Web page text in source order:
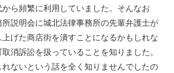
ら頻繁に利用していました。そんなお
説明会に城北法律事務所の先輩弁護士が
げた商店街を潰すことになるかもしれな
消訴訟を扱っていることを知りました。
ないという話を全く知りませんでしたの